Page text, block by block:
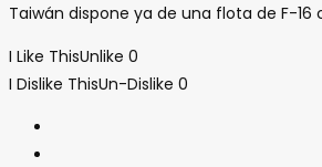
Taiwán dispone ya de una flota de F-
I Like ThisUnlike 0
I Dislike ThisUn-Dislike 0